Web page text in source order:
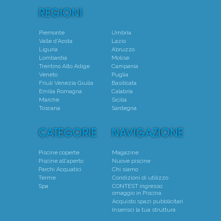
Piemonte
Valle d'Aosta
Liguria
Lombardia
Trentino Alto Adige
Veneto
Friuli Venezia Giulia
Emilia Romagna
Marche
Toscana
Umbria
Lazio
Abruzzo
Molise
Campania
Puglia
Basilicata
Calabria
Sicilia
Sardegna
Piscine coperte
Piscine all'aperto
Parchi Acquatici
Terme
Spa
Magazine
Nuove piscine
Chi siamo
Condizioni di utilizzo
CONTEST ingresso
omaggio in Piscina
Acquisto spazi pubblicitari
Inserisci la tua struttura